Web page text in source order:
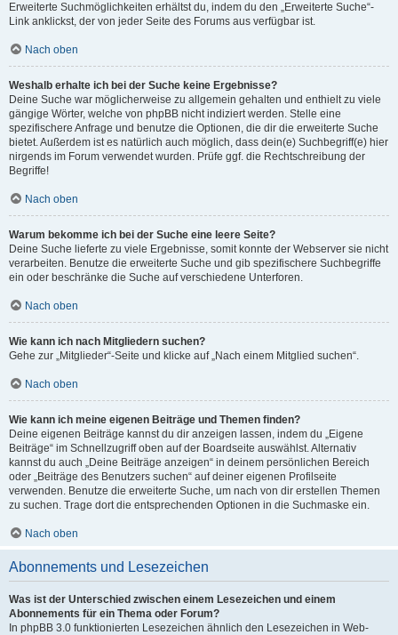
Erweiterte Suchmöglichkeiten erhältst du, indem du den „Erweiterte Suche“-
Link anklickst, der von jeder Seite des Forums aus verfügbar ist.
Nach oben
Weshalb erhalte ich bei der Suche keine Ergebnisse?
Deine Suche war möglicherweise zu allgemein gehalten und enthielt zu viele
gängige Wörter, welche von phpBB nicht indiziert werden. Stelle eine
spezifischere Anfrage und benutze die Optionen, die dir die erweiterte Suche
bietet. Außerdem ist es natürlich auch möglich, dass dein(e) Suchbegriff(e) hier
nirgends im Forum verwendet wurden. Prüfe ggf. die Rechtschreibung der
Begriffe!
Nach oben
Warum bekomme ich bei der Suche eine leere Seite?
Deine Suche lieferte zu viele Ergebnisse, somit konnte der Webserver sie nicht
verarbeiten. Benutze die erweiterte Suche und gib spezifischere Suchbegriffe
ein oder beschränke die Suche auf verschiedene Unterforen.
Nach oben
Wie kann ich nach Mitgliedern suchen?
Gehe zur „Mitglieder“-Seite und klicke auf „Nach einem Mitglied suchen“.
Nach oben
Wie kann ich meine eigenen Beiträge und Themen finden?
Deine eigenen Beiträge kannst du dir anzeigen lassen, indem du „Eigene
Beiträge“ im Schnellzugriff oben auf der Boardseite auswählst. Alternativ
kannst du auch „Deine Beiträge anzeigen“ in deinem persönlichen Bereich
oder „Beiträge des Benutzers suchen“ auf deiner eigenen Profilseite
verwenden. Benutze die erweiterte Suche, um nach von dir erstellen Themen
zu suchen. Trage dort die entsprechenden Optionen in die Suchmaske ein.
Nach oben
Abonnements und Lesezeichen
Was ist der Unterschied zwischen einem Lesezeichen und einem
Abonnements für ein Thema oder Forum?
In phpBB 3.0 funktionierten Lesezeichen ähnlich den Lesezeichen in Web-